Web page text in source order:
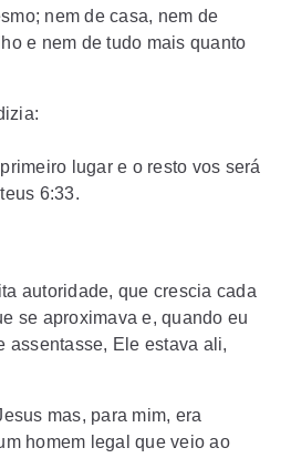
nem de casa, nem de
e nem de tudo mais quanto
lugar e o resto vos será
6:33.
autoridade, que crescia cada
se aproximava e, quando eu
assentasse, Ele estava ali,
mas, para mim, era
homem legal que veio ao